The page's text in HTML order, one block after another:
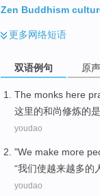
Zen Buddhism
更多网络短语
双语例句 原
The monks here
这里的和尚修炼的是
youdao
"We make more
“我们使越来越多的
youdao